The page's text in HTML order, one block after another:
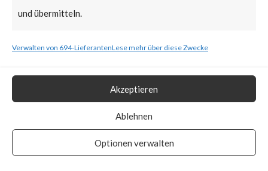
und übermitteln.
Verwalten von 694-LieferantenLese mehr über diese Zwecke
Akzeptieren
Ablehnen
Optionen verwalten
the vulnerability are expected to
the patch should be applied as
soon as possible.
What is the Vendor Solution?